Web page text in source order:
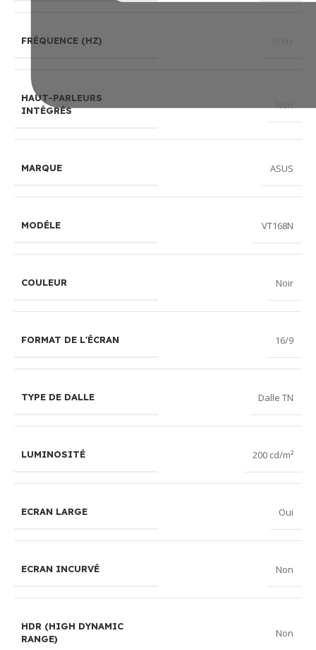
FRÉQUENCE (HZ)
HAUT-PARLEURS
INTÉGRÉS
Non
MARQUE ASUS
MODÉLE VT168N
COULEUR Noir
FORMAT DE L'ÉCRAN 16/9
TYPE DE DALLE Dalle TN
LUMINOSITÉ 200 cd/m²
ECRAN LARGE Oui
ECRAN INCURVÉ Non
HDR (HIGH DYNAMIC
RANGE)
Non